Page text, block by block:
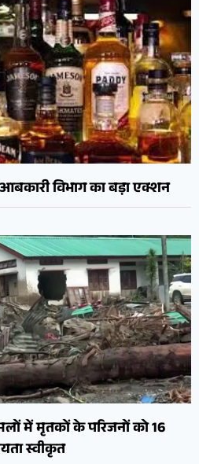
विभाग का बड़ा एक्शन
में मृतकों के परिजनों को 16
स्वीकृत